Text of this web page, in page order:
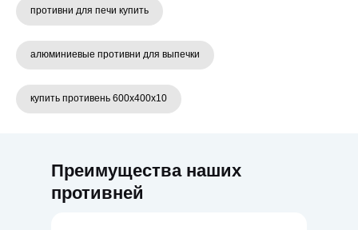
противни для печи купить
алюминиевые противни для выпечки
купить противень 600х400х10
Преимущества наших
противней